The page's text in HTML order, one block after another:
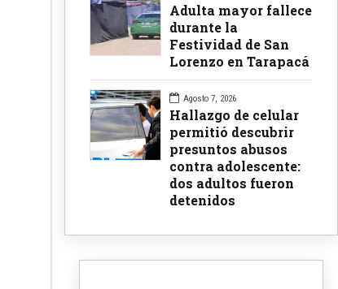
Adulta mayor fallece
durante la
Festividad de San
Lorenzo en Tarapacá
Agosto 7, 2026
Hallazgo de celular
permitió descubrir
presuntos abusos
contra adolescente:
dos adultos fueron
detenidos